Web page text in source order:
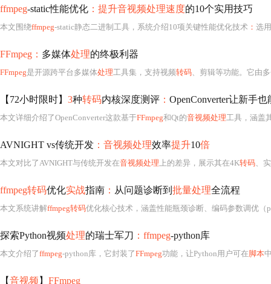
ffmpeg-static性能优化 ：提升音视频处理速度的10个实用技巧
本文围绕ffmpeg-static静态二进制工具，系统介绍10项关键性能优化技术 ： 选用
FFmpeg： 多媒体处理的终极利器
FFmpeg是开源跨平台多媒体处理工具集，支持视频转码、剪辑等功能。它由
【72小时限时】 3种转码内核深度测评 ： OpenConverter让新手
本文详细介绍了OpenConverter这款基于FFmpeg和Qt的音视频处理工具，涵盖其
AVNIGHT vs传统开发 ：音视频处理效率提升10倍
本文对比了AVNIGHT与传统开发在音视频处理 上的差异，展示其在4K转码、实时滤
ffmpeg转码优化实战指南 ： 从问题诊断到 批量处理全流程
本文系统讲解ffmpeg转码优化核心技术，涵盖性能瓶颈诊断、编码参数调优（preset/tune/CRF/2-
探索Python视频处理的瑞士军刀 ：ffmpeg-python库
本文介绍了ffmpeg-python库，它封装了FFmpeg功能，让Python用户可在脚本
【音视频 】 FFmpeg